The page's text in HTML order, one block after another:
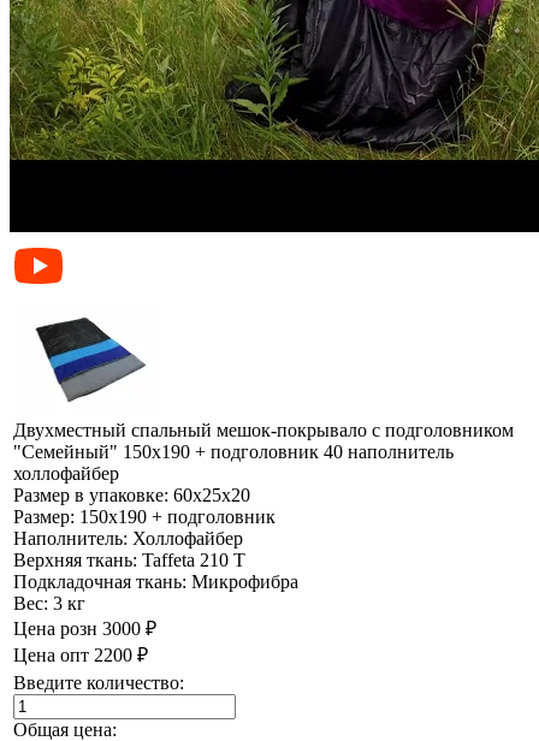
Двухместный спальный мешок-покрывало с подголовником
"Семейный" 150х190 + подголовник 40 наполнитель
холлофайбер
Размер в упаковке: 60х25х20
Размер: 150х190 + подголовник
Наполнитель: Холлофайбер
Верхняя ткань: Taffeta 210 T
Подкладочная ткань: Микрофибра
Вес: 3 кг
Цена розн 3000 ₽
Цена опт 2200 ₽
Введите количество:
Общая цена: